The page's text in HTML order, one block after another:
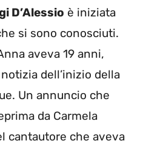
D’Alessio è iniziata
si sono conosciuti.
aveva 19 anni,
dell’inizio della
Un annuncio che
da Carmela
cantautore che aveva